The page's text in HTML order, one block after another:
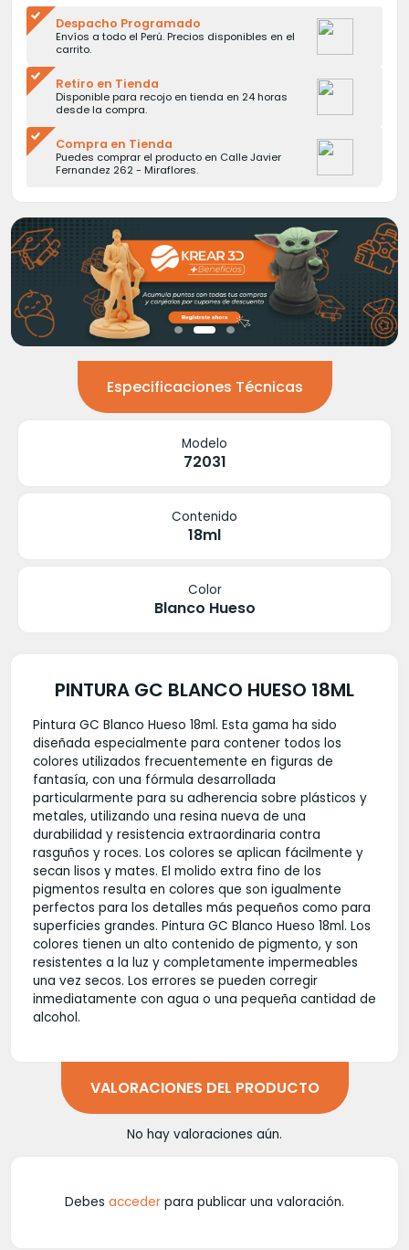
Despacho Programado
Envíos a todo el Perú. Precios disponibles en el
carrito.
Retiro en Tienda
Disponible para recojo en tienda en 24 horas
desde la compra.
Compra en Tienda
Puedes comprar el producto en Calle Javier
Fernandez 262 - Miraflores.
Especificaciones Técnicas
Modelo
72031
Contenido
18ml
Color
Blanco Hueso
PINTURA GC BLANCO HUESO 18ML
Pintura GC Blanco Hueso 18ml. Esta gama ha sido
diseñada especialmente para contener todos los
colores utilizados frecuentemente en figuras de
fantasía, con una fórmula desarrollada
particularmente para su adherencia sobre plásticos y
metales, utilizando una resina nueva de una
durabilidad y resistencia extraordinaria contra
rasguños y roces. Los colores se aplican fácilmente y
secan lisos y mates. El molido extra fino de los
pigmentos resulta en colores que son igualmente
perfectos para los detalles más pequeños como para
superficies grandes. Pintura GC Blanco Hueso 18ml. Los
colores tienen un alto contenido de pigmento, y son
resistentes a la luz y completamente impermeables
una vez secos. Los errores se pueden corregir
inmediatamente con agua o una pequeña cantidad de
alcohol.
VALORACIONES DEL PRODUCTO
No hay valoraciones aún.
Debes acceder para publicar una valoración.